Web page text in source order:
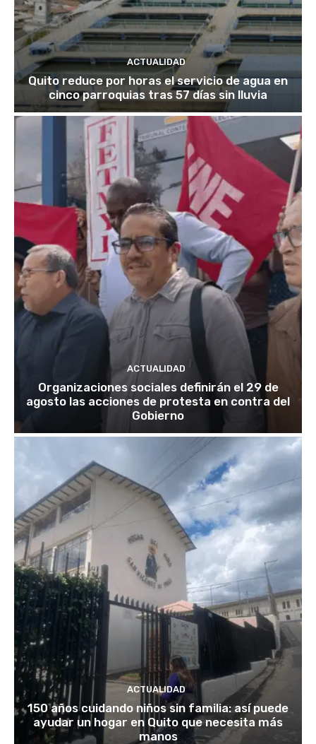
ACTUALIDAD
Quito reduce por horas el servicio de agua en
cinco parroquias tras 57 días sin lluvia
ACTUALIDAD
Organizaciones sociales definirán el 29 de
agosto las acciones de protesta en contra del
Gobierno
ACTUALIDAD
150 años cuidando niños sin familia: así puede
ayudar un hogar en Quito que necesita más
manos